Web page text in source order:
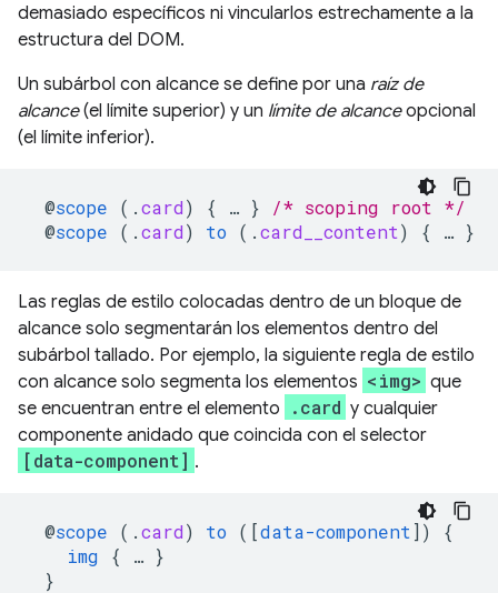
demasiado específicos ni vincularlos estrechamente a la
estructura del DOM.
Un subárbol con alcance se define por una raíz de
alcance(el límite superior) y un límite de alcanceopcional
(el límite inferior).
@scope ( .card) { … }
/* scoping root */
@scope ( .card) to ( .card__content) { … }
Las reglas de estilo colocadas dentro de un bloque de
alcance solo segmentarán los elementos dentro del
subárbol tallado. Por ejemplo, la siguiente regla de estilo
con alcance solo segmenta los elementos <img> que
se encuentran entre el elemento
.card y cualquier
componente anidado que coincida con el selector
[data-component] .
@scope ( .card) to ([data-component ])
{
img
{ … }
}